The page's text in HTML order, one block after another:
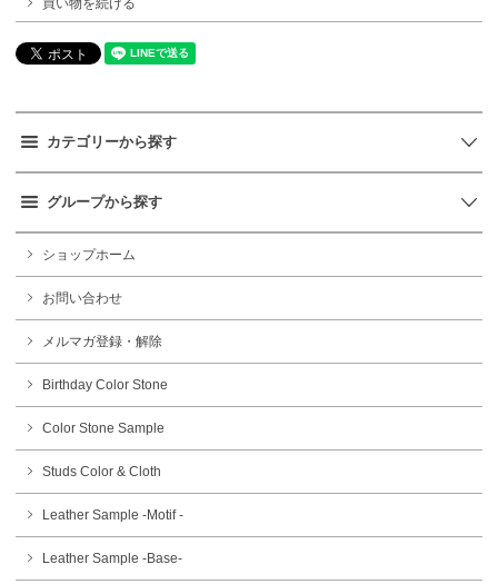
カテゴリーから探す
グループから探す
ショップホーム
お問い合わせ
メルマガ登録・解除
Birthday Color Stone
Color Stone Sample
Studs Color & Cloth
Leather Sample -Motif -
Leather Sample -Base-